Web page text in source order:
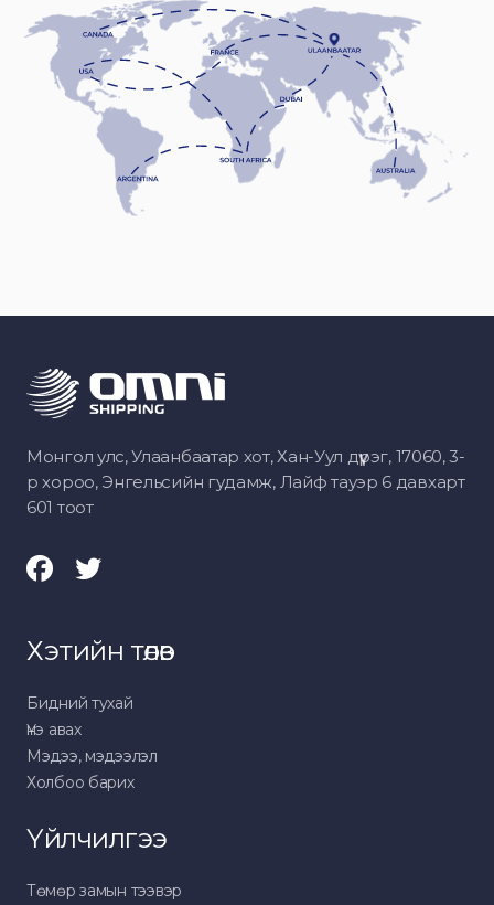
Монгол улс, Улаанбаатар хот, Хан-Уул дүүрэг, 17060, 3-
р хороо, Энгельсийн гудамж, Лайф тауэр 6 давхарт
601 тоот
Хэтийн төлөв
Бидний тухай
Үнэ авах
Мэдээ, мэдээлэл
Холбоо барих
Үйлчилгээ
Төмөр замын тээвэр